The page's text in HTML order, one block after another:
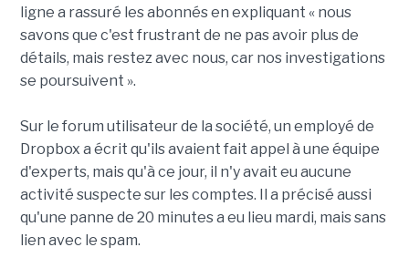
ligne a rassuré les abonnés en expliquant « nous
savons que c'est frustrant de ne pas avoir plus de
détails, mais restez avec nous, car nos investigations
se poursuivent ».
Sur le forum utilisateur de la société, un employé de
Dropbox a écrit qu'ils avaient fait appel à une équipe
d'experts, mais qu'à ce jour, il n'y avait eu aucune
activité suspecte sur les comptes. Il a précisé aussi
qu'une panne de 20 minutes a eu lieu mardi, mais sans
lien avec le spam.